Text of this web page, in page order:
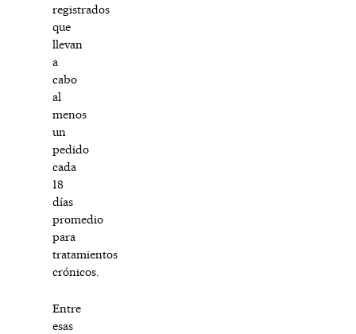
registrados
que
llevan
a
cabo
al
menos
un
pedido
cada
18
días
promedio
para
tratamientos
crónicos.
Entre
esas